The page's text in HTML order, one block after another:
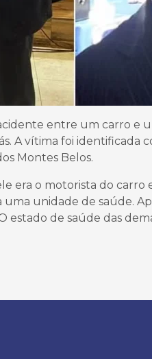
entre um carro e
A vítima foi identificada
Montes Belos.
era o motorista do carro
unidade de saúde.
estado de saúde das